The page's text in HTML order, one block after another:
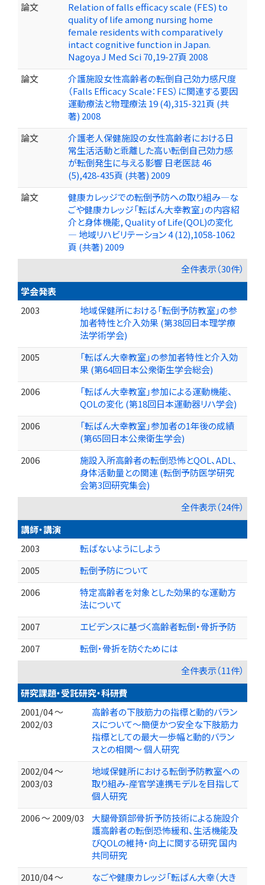
論文
Relation of falls efficacy scale (FES) to
quality of life among nursing home
female residents with comparatively
intact cognitive function in Japan.
Nagoya J Med Sci 70,19-27頁 2008
論文
介護施設女性高齢者の転倒自己効力感尺度
（Falls Efficacy Scale：FES）に関連する要因
運動療法と物理療法 19 (4),315-321頁 (共
著) 2008
論文
介護老人保健施設の女性高齢者における日
常生活活動と乖離した高い転倒自己効力感
が転倒発生に与える影響 日老医誌 46
(5),428-435頁 (共著) 2009
論文
健康カレッジでの転倒予防への取り組み―な
ごや健康カレッジ「転ばん大幸教室」の内容紹
介と身体機能, Quality of Life(QOL)の変化
― 地域リハビリテーション 4 (12),1058-1062
頁 (共著) 2009
全件表示（30件）
学会発表
2003
地域保健所における「転倒予防教室」の参
加者特性と介入効果 (第38回日本理学療
法学術学会)
2005
「転ばん大幸教室」の参加者特性と介入効
果 (第64回日本公衆衛生学会総会)
2006
「転ばん大幸教室」参加による運動機能、
QOLの変化 (第18回日本運動器リハ学会)
2006
「転ばん大幸教室」参加者の1年後の成績
(第65回日本公衆衛生学会)
2006
施設入所高齢者の転倒恐怖とQOL、ADL、
身体活動量との関連 (転倒予防医学研究
会第3回研究集会)
全件表示（24件）
講師・講演
2003
転ばないようにしよう
2005
転倒予防について
2006
特定高齢者を対象とした効果的な運動方
法について
2007
エビデンスに基づく高齢者転倒・骨折予防
2007
転倒・骨折を防ぐためには
全件表示（11件）
研究課題・受託研究・科研費
2001/04 ～
2002/03
高齢者の下肢筋力の指標と動的バラン
スについて～簡便かつ安全な下肢筋力
指標としての最大一歩幅と動的バラン
スとの相関～ 個人研究
2002/04 ～
2003/03
地域保健所における転倒予防教室への
取り組み-産官学連携モデルを目指して
個人研究
2006 ～ 2009/03
大腿骨頚部骨折予防技術による施設介
護高齢者の転倒恐怖緩和、生活機能及
びQOLの維持・向上に関する研究 国内
共同研究
2010/04 ～
なごや健康カレッジ「転ばん大幸（大き